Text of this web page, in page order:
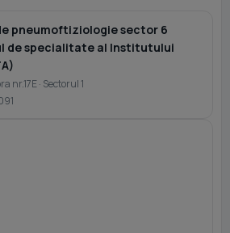
pneumoftiziologie sector 6
de specialitate al Institutului
nr.17E · Sectorul 1